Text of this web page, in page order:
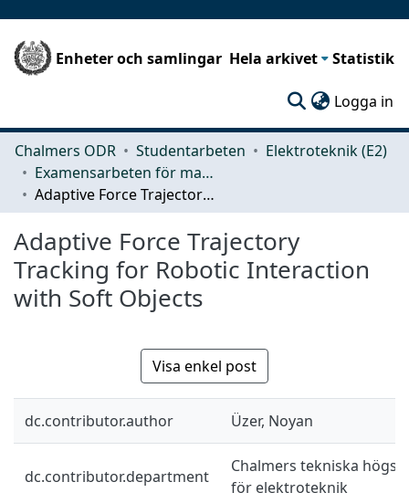
Enheter och samlingar Hela arkivet Statistik
Logga in
Chalmers ODR Studentarbeten
Elektroteknik (E2)
Examensarbeten för masterexamen
Adaptive Force Trajectory Tracking for Robotic Interaction with Soft Objects
Adaptive Force Trajectory
Tracking for Robotic Interaction
with Soft Objects
Visa enkel post
dc.contributor.author Üzer, Noyan
dc.contributor.department
Chalmers tekniska
för elektroteknik